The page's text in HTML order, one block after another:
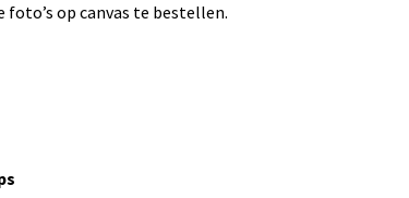
op canvas te bestellen.